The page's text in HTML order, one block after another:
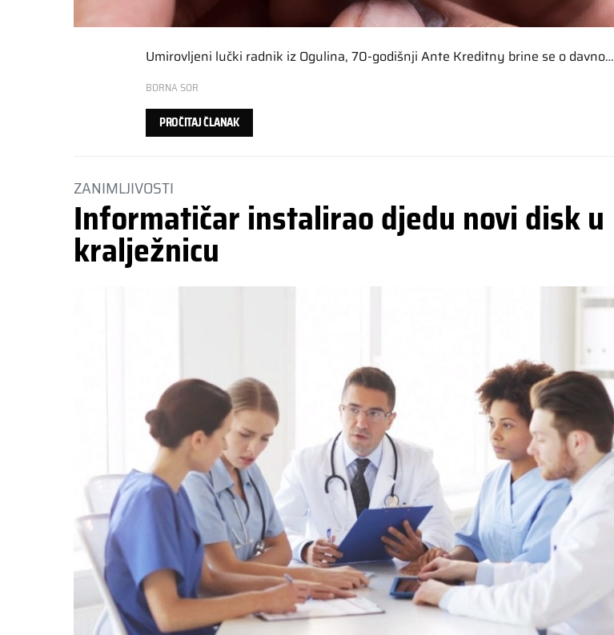
Umirovljeni lučki radnik iz Ogulina, 70-godišnji Ante Kreditny brine se o davno…
BORNA SOR
PROČITAJ ČLANAK
ZANIMLJIVOSTI
Informatičar instalirao djedu novi disk u
kralježnicu